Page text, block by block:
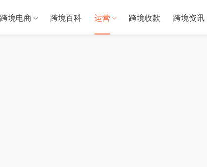
跨境电商 跨境百科 运营 跨境收款 跨境资讯